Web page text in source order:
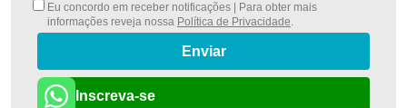
Eu concordo em receber notificações | Para obter mais
informações reveja nossa Política de Privacidade.
Enviar
Inscreva-se